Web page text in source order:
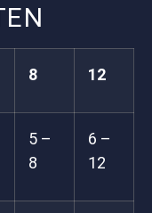
8 12
5 –
8
6 –
12